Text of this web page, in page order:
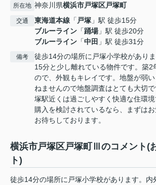
所在地 神奈川県横浜市戸塚区戸塚町
交通 東海道本線 「 戸塚 」駅 徒歩15分
ブルーライン 「踊場」駅 徒歩20分
ブルーライン 「中田 」駅 徒歩31分
備考
徒歩14分の場所に戸塚小学校があり
15分と少し離れている物件です。築2
ので、外観もキレイです。地盤が弱
ねませんので地盤調査はとても大切
塚駅近くは過ごしやすく快適な住環
購入を検討されているなら、まずは
お待ちしております。
横浜市戸塚区戸塚町Ⅲのコメント(
ト)
徒歩14分の場所に戸塚小学校があります。内